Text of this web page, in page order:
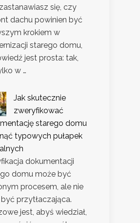
się, czy
dachu powinien być
krokiem w
starego domu,
jest prosta: tak,
w …
Jak skutecznie
zweryfikować
starego domu
typowych pułapek
dokumentacji
domu może być
procesem, ale nie
przytłaczająca.
jest, abyś wiedział,